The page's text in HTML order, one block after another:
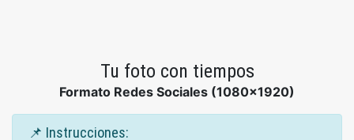
Tu foto con tiempos
Formato Redes Sociales (1080x1920)
📌 Instrucciones: